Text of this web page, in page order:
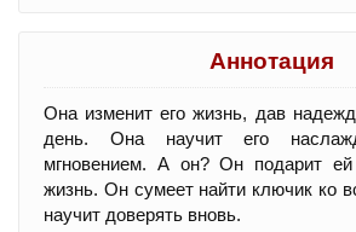
Аннотация
Она изменит его жизнь, дав
день. Она научит его
мгновением. А он? Он подарит
жизнь. Он сумеет найти ключик ко
научит доверять вновь.